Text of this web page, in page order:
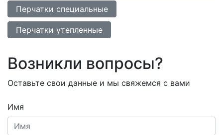
Перчатки специальные
Перчатки утепленные
Возникли вопросы?
Оставьте свои данные и мы свяжемся с вами
Имя